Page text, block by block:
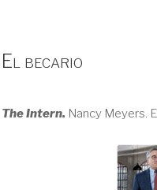
El becario
The Intern. Nancy Meyers.